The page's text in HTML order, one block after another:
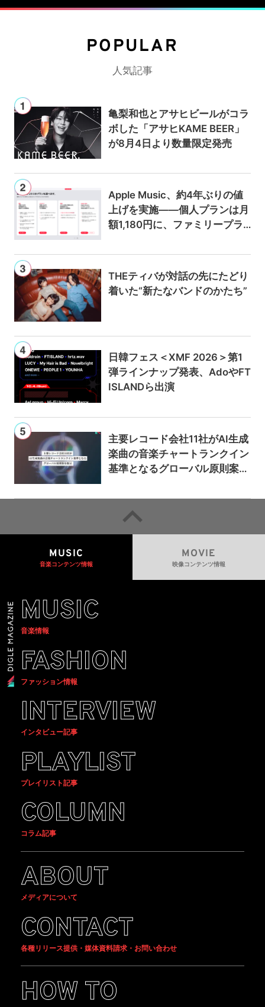
POPULAR
人気記事
亀梨和也とアサヒビールがコラ
ボした「アサヒKAME BEER」
が8月4日より数量限定発売
Apple Music、約4年ぶりの値
上げを実施——個人プランは月
額1,180円に、ファミリープラ
THEティバが対話の先にたどり
着いた“新たなバンドのかたち”
日韓フェス＜XMF 2026＞第1
弾ラインナップ発表、AdoやFT
ISLANDら出演
主要レコード会社11社がAI生成
楽曲の音楽チャートランクイン
基準となるグローバル原則案を
るための統一的な枠組みを提案
MUSIC
音楽コンテンツ情報
MOVIE
映像コンテンツ情報
MUSIC
音楽情報
FASHION
ファッション情報
INTERVIEW
インタビュー記事
PLAYLIST
プレイリスト記事
COLUMN
コラム記事
ABOUT
メディアについて
CONTACT
各種リリース提供・媒体資料請求・お問い合わせ
HOW TO